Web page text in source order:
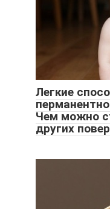
Легкие
Чем можно
других